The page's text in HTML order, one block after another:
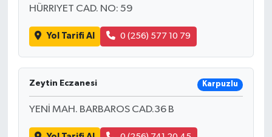
HÜRRIYET CAD. NO: 59
Yol Tarifi Al 0 (256) 577 10 79
Zeytin Eczanesi Karpuzlu
YENİ MAH. BARBAROS CAD.36 B